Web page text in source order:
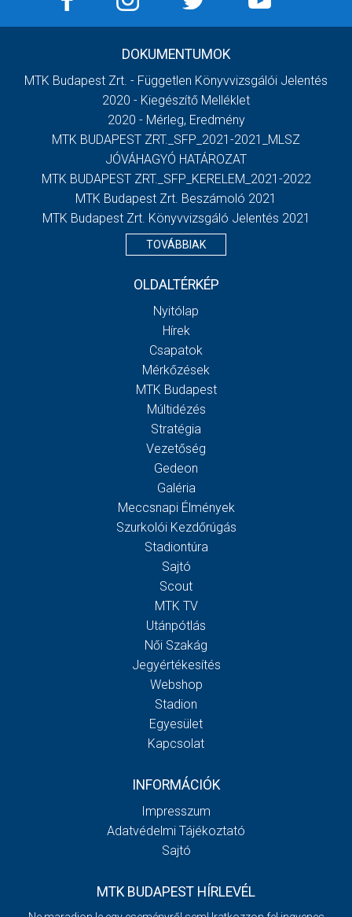
DOKUMENTUMOK
MTK Budapest Zrt. - Független Könyvvizsgálói Jelentés
2020 - Kiegészítő Melléklet
2020 - Mérleg, Eredmény
MTK BUDAPEST ZRT._SFP_2021-2021_MLSZ
JÓVÁHAGYÓ HATÁROZAT
MTK BUDAPEST ZRT._SFP_KERELEM_2021-2022
MTK Budapest Zrt. Beszámoló 2021
MTK Budapest Zrt. Könyvvizsgáló Jelentés 2021
TOVÁBBIAK
OLDALTÉRKÉP
Nyitólap
Hírek
Csapatok
Mérkőzések
MTK Budapest
Múltidézés
Stratégia
Vezetőség
Gedeon
Galéria
Meccsnapi Élmények
Szurkolói Kezdőrúgás
Stadiontúra
Sajtó
Scout
MTK TV
Utánpótlás
Női Szakág
Jegyértékesítés
Webshop
Stadion
Egyesület
Kapcsolat
INFORMÁCIÓK
Impresszum
Adatvédelmi Tájékoztató
Sajtó
MTK BUDAPEST HÍRLEVÉL